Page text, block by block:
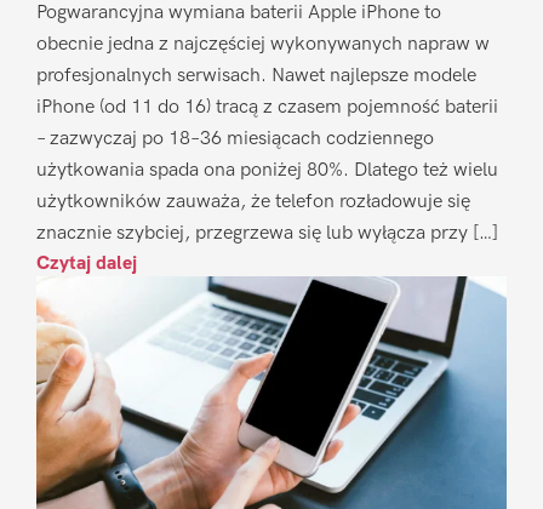
Pogwarancyjna wymiana baterii Apple iPhone to
obecnie jedna z najczęściej wykonywanych napraw w
profesjonalnych serwisach. Nawet najlepsze modele
iPhone (od 11 do 16) tracą z czasem pojemność baterii
– zazwyczaj po 18–36 miesiącach codziennego
użytkowania spada ona poniżej 80%. Dlatego też wielu
użytkowników zauważa, że telefon rozładowuje się
znacznie szybciej, przegrzewa się lub wyłącza przy […]
Czytaj dalej